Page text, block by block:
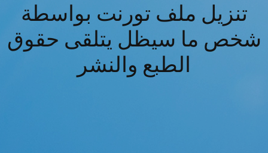
تنزيل ملف تورنت بواسطة
شخص ما سيظل يتلقى حقوق
الطبع والنشر